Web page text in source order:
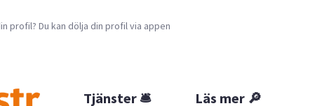
profil? Du kan dölja din profil via appen
Tjänster 🛎 Läs mer 🔎